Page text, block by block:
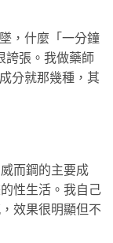
，什麼「一分鐘
誇張。我做藥師
分就那幾種，其
而鋼的主要成
性生活。我自己
效果很明顯但不